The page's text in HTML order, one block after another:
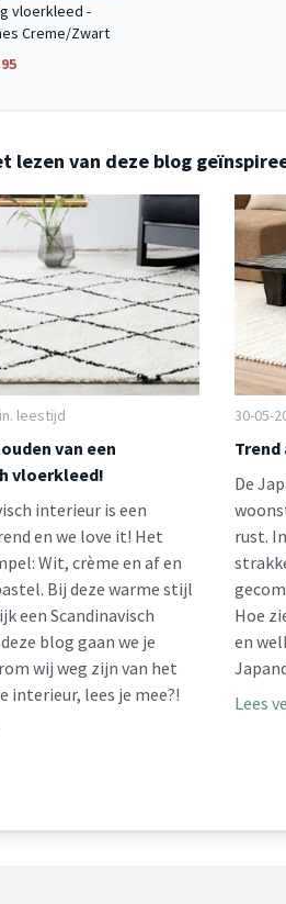
vloerkleed -
Creme/Zwart
lezen van deze blog
leestijd
van een
vloerkleed!
interieur is een
en we love it! Het
Wit, crème en af en
Bij deze warme stijl
een Scandinavisch
blog gaan we je
wij weg zijn van het
interieur, lees je mee?!
30-05-
De
rust.
Hoe
en
Lees